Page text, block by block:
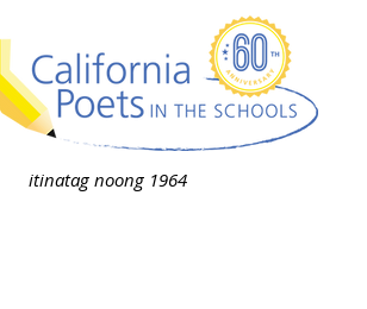
itinatag noong 1964